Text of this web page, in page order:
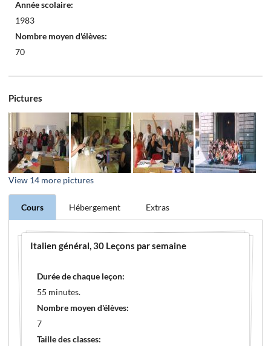
Année scolaire:
1983
Nombre moyen d'élèves:
70
Pictures
View 14 more pictures
Cours Hébergement Extras
Italien général, 30 Leçons par semaine
Durée de chaque leçon:
55 minutes.
Nombre moyen d'élèves:
7
Taille des classes: